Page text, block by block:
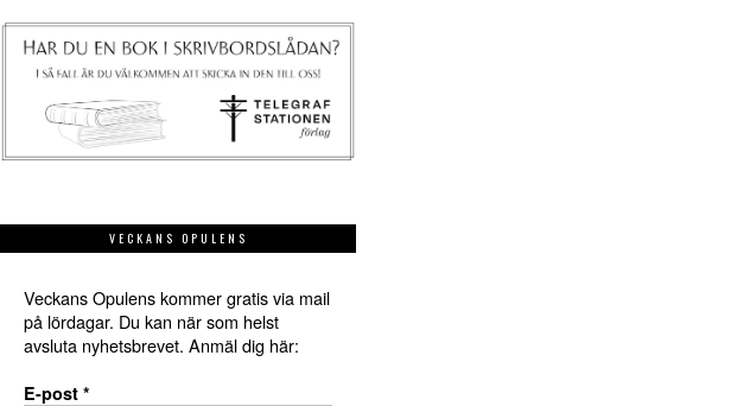
VECKANS OPULENS
Veckans Opulens kommer gratis via mail
på lördagar. Du kan när som helst
avsluta nyhetsbrevet. Anmäl dig här:
E-post *